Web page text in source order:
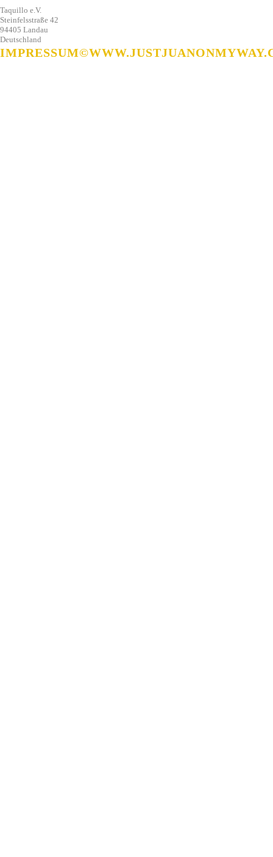
Taquillo e.V.
Steinfelsstraße 42
94405 Landau
Deutschland
IMPRESSUM